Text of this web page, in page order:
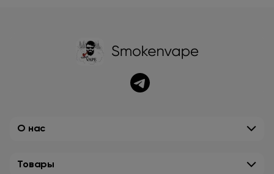
О нас
Товары